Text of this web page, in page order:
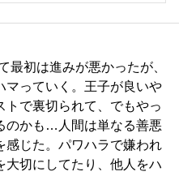
最初は進みが悪かったが、
マっていく。王子が良いや
トで裏切られて、でもやっ
のかも…人間は単なる善悪
感じた。パワハラで嫌われ
大切にしてたり、他人をハ